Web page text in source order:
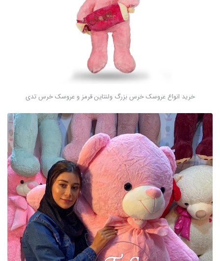
خرید انواع عروسک خرس بزرگ ولنتاین قرمز و عروسک خرس تدی